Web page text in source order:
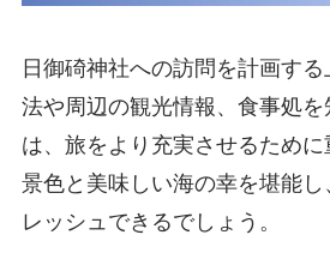
日御碕神社への訪問を計画す
法や周辺の観光情報、食事処を
は、旅をより充実させるため
景色と美味しい海の幸を堪能
レッシュできるでしょう。